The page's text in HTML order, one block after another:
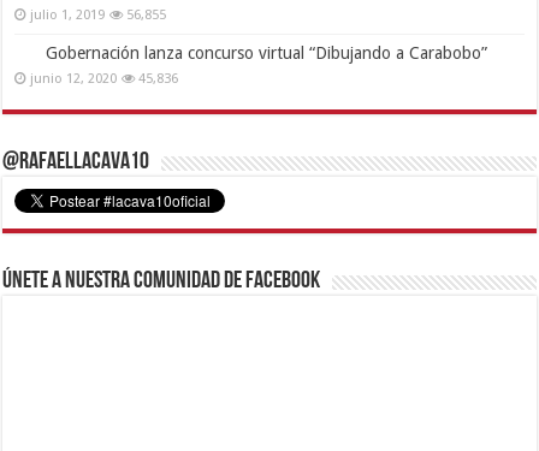
julio 1, 2019 56,855
Gobernación lanza concurso virtual “Dibujando a Carabobo”
junio 12, 2020 45,836
@RafaelLacava10
Únete a nuestra comunidad de Facebook